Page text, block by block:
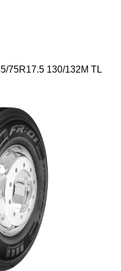
75R17.5 130/132M TL